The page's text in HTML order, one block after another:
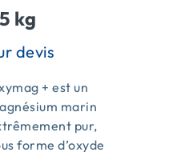
kg
+ est un
marin
pur,
forme d’oxyde